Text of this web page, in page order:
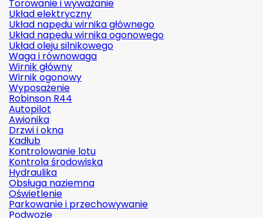
Torowanie i wyważanie
Układ elektryczny
Układ napędu wirnika głównego
Układ napędu wirnika ogonowego
Układ oleju silnikowego
Waga i równowaga
Wirnik główny
Wirnik ogonowy
Wyposażenie
Robinson R44
Autopilot
Awionika
Drzwi i okna
Kadłub
Kontrolowanie lotu
Kontrola środowiska
Hydraulika
Obsługa naziemna
Oświetlenie
Parkowanie i przechowywanie
Podwozie